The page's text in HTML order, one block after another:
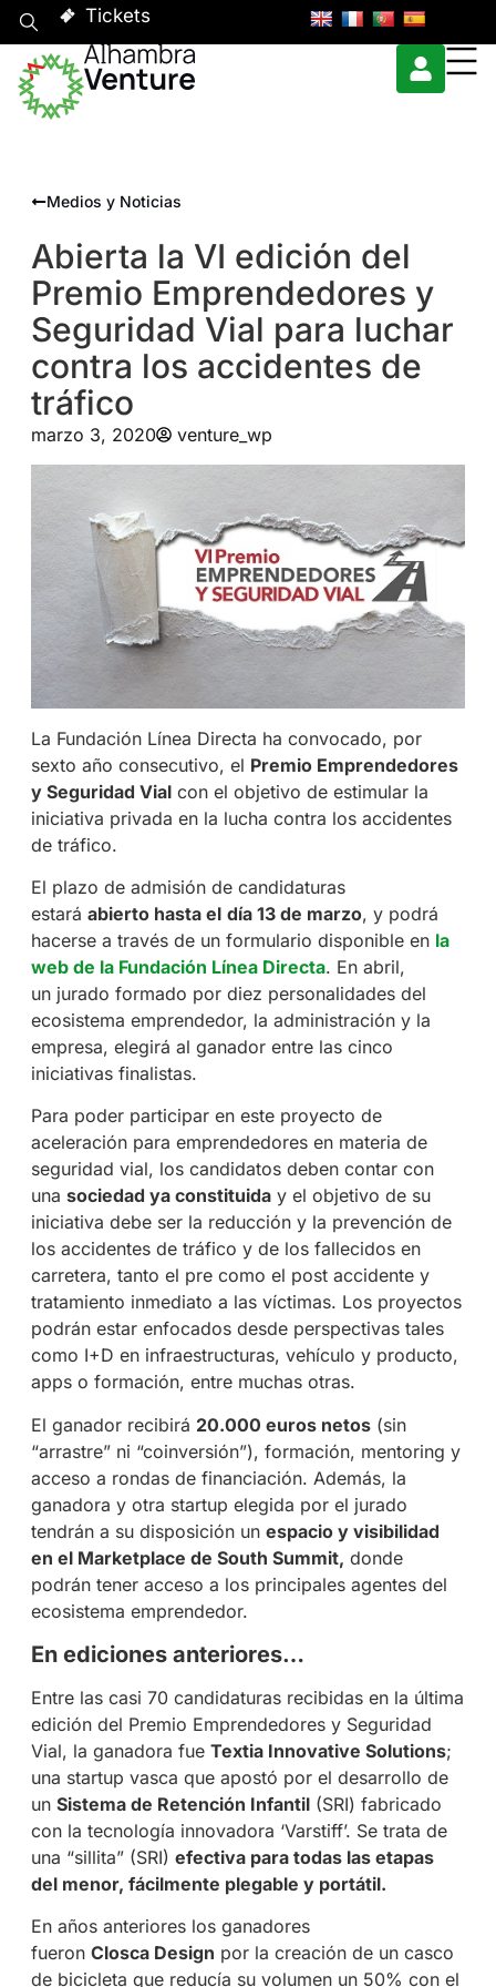
Tickets
Medios y Noticias
Abierta la VI edición del
Premio Emprendedores y
Seguridad Vial para luchar
contra los accidentes de
tráfico
marzo 3, 2020 venture_wp
La Fundación Línea Directa ha convocado, por
sexto año consecutivo, el Premio Emprendedores
y Seguridad Vialcon el objetivo de estimular la
iniciativa privada en la lucha contra los accidentes
de tráfico.
El plazo de admisión de candidaturas
estará abierto hasta el día 13 de marzo, y podrá
hacerse a través de un formulario disponible en la
web de la Fundación Línea Directa. En abril,
un jurado formado por diez personalidades del
ecosistema emprendedor, la administración y la
empresa, elegirá al ganador entre las cinco
iniciativas finalistas.
Para poder participar en este proyecto de
aceleración para emprendedores en materia de
seguridad vial, los candidatos deben contar con
una sociedad ya constituiday el objetivo de su
iniciativa debe ser la reducción y la prevención de
los accidentes de tráfico y de los fallecidos en
carretera, tanto el pre como el post accidente y
tratamiento inmediato a las víctimas. Los proyectos
podrán estar enfocados desde perspectivas tales
como I+D en infraestructuras, vehículo y producto,
appso formación, entre muchas otras.
El ganador recibirá 20.000 euros netos(sin
“arrastre” ni “coinversión”), formación, mentoring y
acceso a rondas de financiación. Además, la
ganadora y otra startup elegida por el jurado
tendrán a su disposición un espacio y visibilidad
en el Marketplace de South Summit, donde
podrán tener acceso a los principales agentes del
ecosistema emprendedor.
En ediciones anteriores…
Entre las casi 70 candidaturas recibidas en la última
edición del Premio Emprendedores y Seguridad
Vial, la ganadora fue TextiaInnovative Solutions;
una startup vasca que apostó por el desarrollo de
un Sistema de Retención Infantil(SRI) fabricado
con la tecnología innovadora ‘Varstiff’. Se trata de
una “sillita” (SRI) efectiva para todas las etapas
del menor, fácilmente plegable y portátil.
En años anteriores los ganadores
fueron Closca Design por la creación de un casco
de bicicleta que reducía su volumen un 50% con el